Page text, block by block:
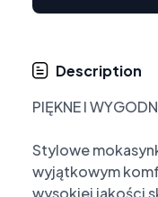
Description
PIĘKNE I
Stylowe
wyjątkowym
wysokiej jakości